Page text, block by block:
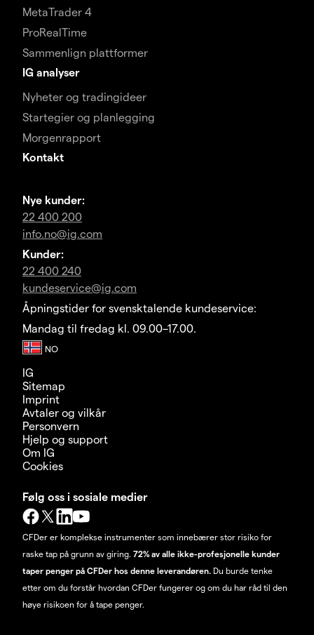
MetaTrader 4
ProRealTime
Sammenlign plattformer
IG analyser
Nyheter og tradingideer
Startegier og planlegging
Morgenrapport
Kontakt
Nye kunder:
22 400 200
info.no@ig.com
Kunder:
22 400 240
kundeservice@ig.com
Åpningstider for svensktalende kundeservice:
Mandag til fredag kl. 09.00–17.00.
IG
Sitemap
Imprint
Avtaler og vilkår
Personvern
Hjelp og support
Om IG
Cookies
Følg oss i sosiale medier
CFDer er komplekse instrumenter som innebærer stor risiko for
raske tap på grunn av giring. 72% av alle ikke-profesjonelle kunder
taper penger på CFDer hos denne leverandøren. Du burde tenke
etter om du forstår hvordan CFDer fungerer og om du har råd til den
høye risikoen for å tape penger.